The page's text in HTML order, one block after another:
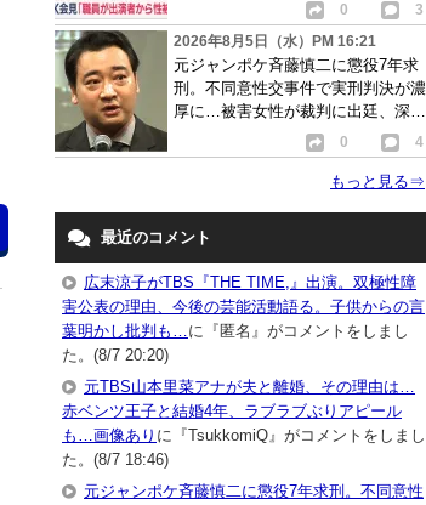
0
3
2026年8月5日（水）PM 16:21
元ジャンポケ斉藤慎二に懲役7年求
刑。不同意性交事件で実刑判決が濃
厚に…被害女性が裁判に出廷、深刻
0 4
もっと見る⇒
最近のコメント
広末涼子がTBS『THE TIME,』出演。双極性障
害公表の理由、今後の芸能活動語る。子供からの言
葉明かし批判も… に『匿名』がコメントをしまし
た。(8/7 20:20)
元TBS山本里菜アナが夫と離婚、その理由は…
赤ベンツ王子と結婚4年、ラブラブぶりアピール
も…画像あり に『TsukkomiQ』がコメントをしまし
た。(8/7 18:46)
元ジャンポケ斉藤慎二に懲役7年求刑。不同意性